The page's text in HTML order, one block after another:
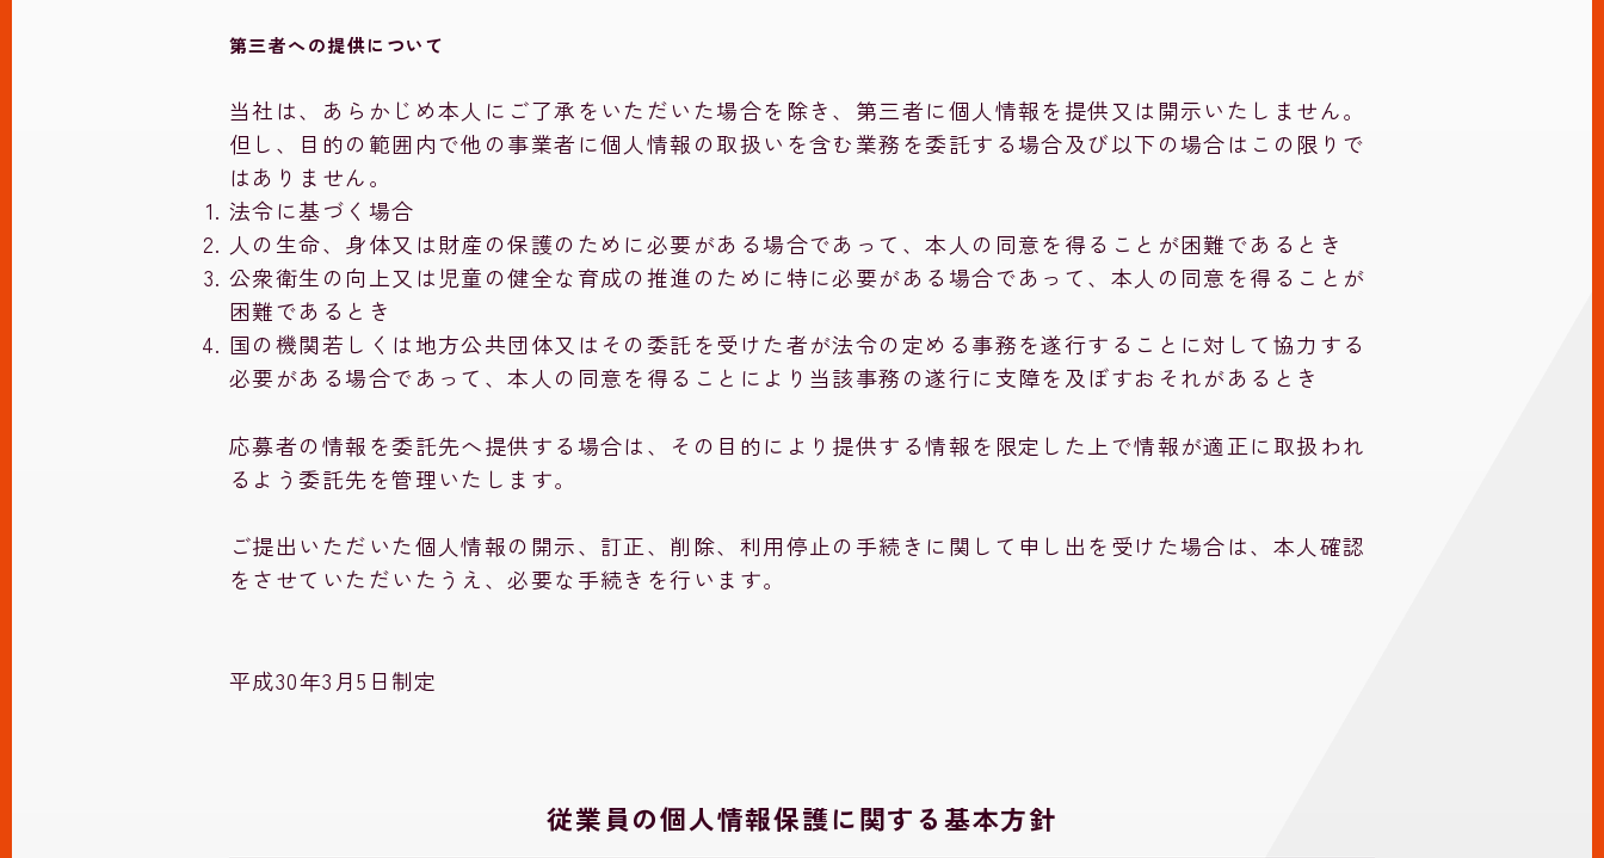
第三者への提供について
当社は、あらかじめ本人にご了承をいただいた場合を除き、第三者に個人情報を提供又は開示いたしません。
但し、目的の範囲内で他の事業者に個人情報の取扱いを含む業務を委託する場合及び以下の場合はこの限りで
はありません。
法令に基づく場合
人の生命、身体又は財産の保護のために必要がある場合であって、本人の同意を得ることが困難であるとき
公衆衛生の向上又は児童の健全な育成の推進のために特に必要がある場合であって、本人の同意を得ることが
困難であるとき
国の機関若しくは地方公共団体又はその委託を受けた者が法令の定める事務を遂行することに対して協力する
必要がある場合であって、本人の同意を得ることにより当該事務の遂行に支障を及ぼすおそれがあるとき
応募者の情報を委託先へ提供する場合は、その目的により提供する情報を限定した上で情報が適正に取扱われ
るよう委託先を管理いたします。
ご提出いただいた個人情報の開示、訂正、削除、利用停止の手続きに関して申し出を受けた場合は、本人確認
をさせていただいたうえ、必要な手続きを行います。
平成30年3月5日制定
従業員の個人情報保護に関する基本方針